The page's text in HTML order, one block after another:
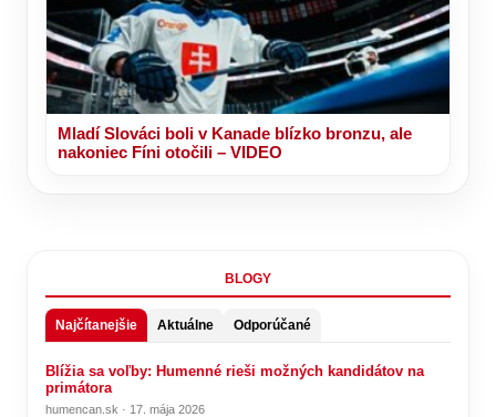
Mladí Slováci boli v Kanade blízko bronzu, ale
nakoniec Fíni otočili – VIDEO
BLOGY
Najčítanejšie Aktuálne Odporúčané
Blížia sa voľby: Humenné rieši možných kandidátov na
primátora
humencan.sk · 17. mája 2026